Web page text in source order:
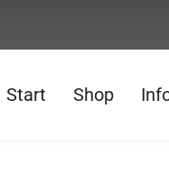
Start Shop